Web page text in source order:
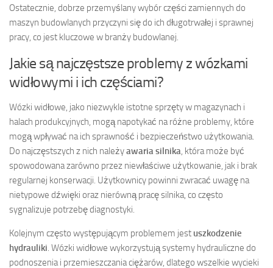
Ostatecznie, dobrze przemyślany wybór części zamiennych do
maszyn budowlanych przyczyni się do ich długotrwałej i sprawnej
pracy, co jest kluczowe w branży budowlanej.
Jakie są najczęstsze problemy z wózkami
widłowymi i ich częściami?
Wózki widłowe, jako niezwykle istotne sprzęty w magazynach i
halach produkcyjnych, mogą napotykać na różne problemy, które
mogą wpływać na ich sprawność i bezpieczeństwo użytkowania.
Do najczęstszych z nich należyawaria silnika, która może być
spowodowana zarówno przez niewłaściwe użytkowanie, jak i brak
regularnej konserwacji. Użytkownicy powinni zwracać uwagę na
nietypowe dźwięki oraz nierówną pracę silnika, co często
sygnalizuje potrzebę diagnostyki.
Kolejnym często występującym problemem jest uszkodzenie
hydrauliki. Wózki widłowe wykorzystują systemy hydrauliczne do
podnoszenia i przemieszczania ciężarów, dlatego wszelkie wycieki